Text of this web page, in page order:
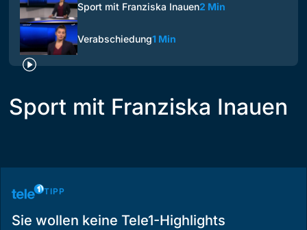
Sport mit Franziska Inauen2 Min
Verabschiedung1 Min
Sport mit Franziska Inauen
TIPP
Sie wollen keine Tele1-Highlights